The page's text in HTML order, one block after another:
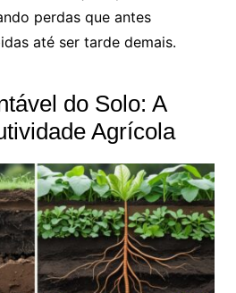
perdas que antes
até ser tarde demais.
do Solo: A
Agrícola